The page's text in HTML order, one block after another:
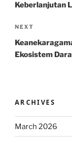
Keberlanjutan
Next
Post
NEXT
Ekosistem
ARCHIVES
March 2026